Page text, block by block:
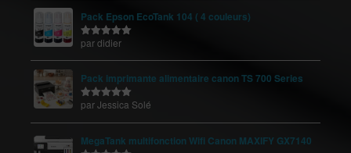
Pack Epson EcoTank 104 ( 4 couleurs)
Note 5sur
par didier
Pack imprimante alimentaire canon TS 700 Series
Note5sur
par Jessica Solé
MegaTank multifonction Wifi Canon MAXIFY GX7140